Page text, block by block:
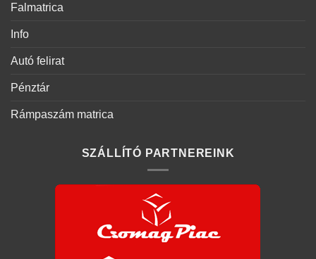
Falmatrica
Info
Autó felirat
Pénztár
Rámpaszám matrica
SZÁLLÍTÓ PARTNEREINK